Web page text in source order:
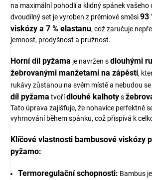
na maximální pohodlí a klidný spánek vašeho
dvoudílný set je vyroben z prémiové směsi93
viskózy a 7 % elastanu, což zaručuje
jemnost, prodyšnost a pružnost.
Horní díl pyžama je navržen sdlouhými
žebrovanými manžetami na zápěstí,
rukávy zůstanou na svém místě a nebudou
díl pyžama tvořídlouhé kalhotys
Tato úprava zajišťuje, že nohavice perfektně
vyhrnování během spánku, což přispívá k
Klíčové vlastnosti bambusové viskózy
pyžamo:
Termoregulační schopnosti: Bambus